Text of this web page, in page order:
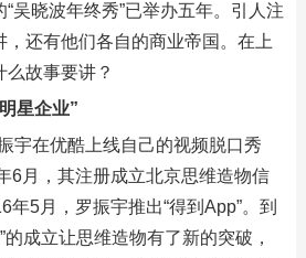
吴晓波年终秀”已举办五年。引人注
，还有他们各自的商业帝国。在上
故事要讲？
星企业”
宇在优酷上线自己的视频脱口秀
6月，其注册成立北京思维造物信
年5月，罗振宇推出“得到App”。到
的成立让思维造物有了新的突破，